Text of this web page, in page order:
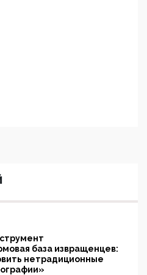
база извращенцев:
нетрадиционные